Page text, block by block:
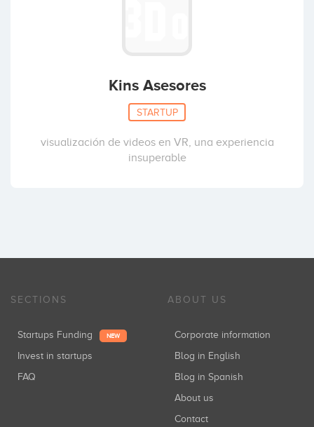
Kins Asesores
STARTUP
visualización de videos en VR, una experiencia
insuperable
SECTIONS
Startups Funding NEW
Invest in startups
FAQ
ABOUT US
Corporate information
Blog in English
Blog in Spanish
About us
Contact